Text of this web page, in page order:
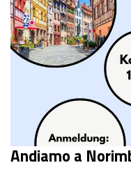
Andiamo a